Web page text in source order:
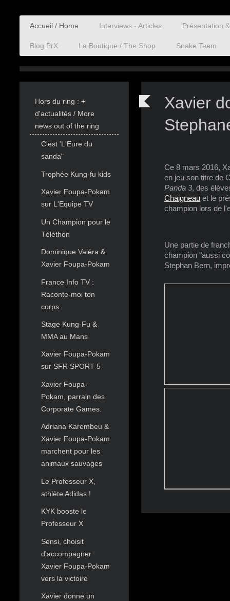
Accueil / Home Interviews - Articles Présentation
Blog PrX La Boutique / The Shop Snake Team
Xavier
Ce 8 mars 2016,
en jeu son titre de
Panda 3, des
Chaigneau et le
champion lors de
Une partie de
champion "aussi
Stephan Bern,
Hors du ring : +
d'actualités / More
news out of the ring
C'est 'L'Eure du
sanda"
Trophée Kung-fu kids
Xavier Foupa-Pokam
sur L'Equipe TV
Un Champion pour le
Téléthon
Dominique Valéra &
Xavier Foupa-Pokam
France Info TV :
Raconte-moi ton
corps
Stage Kung-Fu &
MMA au Mans
Xavier Foupa-Pokam
sur SFR SPORT 5
Xavier Foupa-
Pokam, parrain des
Corporate Games.
Adriana Karembeu &
Xavier Foupa-Pokam
marchent pour les
animaux sauvages
Le Professeur X,
athlète Adidas !
KYK booste le
Professeur X
Sensi, choisit
d'accompagner
Xavier Foupa-Pokam
vers la victoire
Xavier donne un